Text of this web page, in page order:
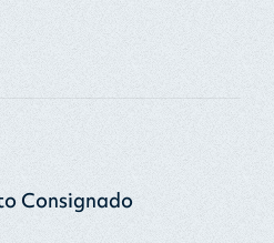
Consignado